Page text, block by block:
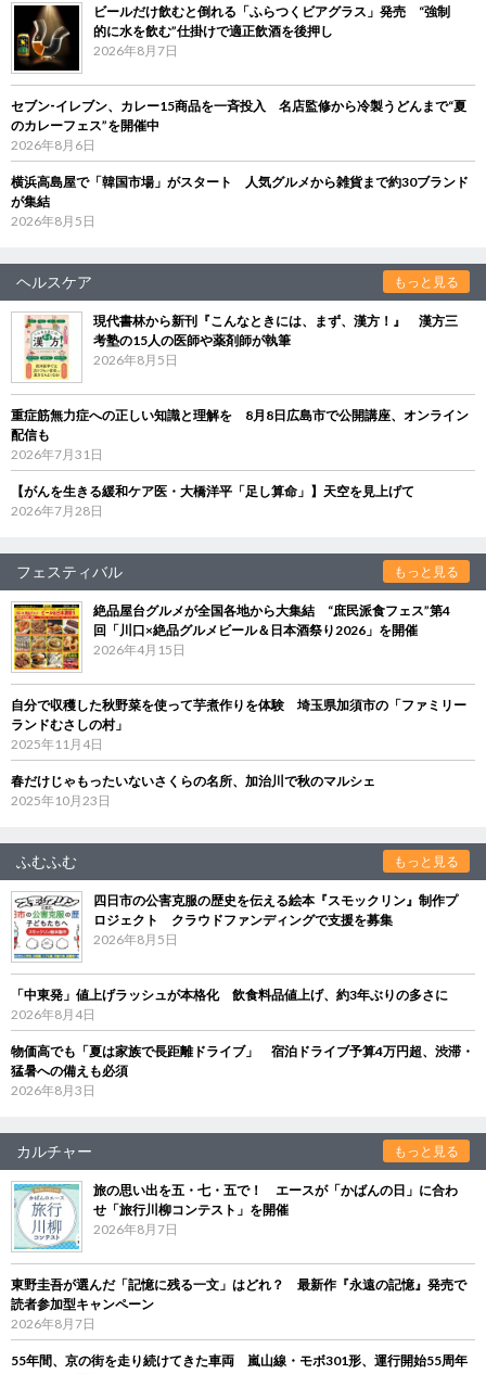
ビールだけ飲むと倒れる「ふらつくビアグラス」発売 “強制
的に水を飲む”仕掛けで適正飲酒を後押し
2026年8月7日
セブン‐イレブン、カレー15商品を一斉投入 名店監修から冷製うどんまで“夏
のカレーフェス”を開催中
2026年8月6日
横浜高島屋で「韓国市場」がスタート 人気グルメから雑貨まで約30ブランド
が集結
2026年8月5日
ヘルスケア もっと見る
現代書林から新刊『こんなときには、まず、漢方！』 漢方三
考塾の15人の医師や薬剤師が執筆
2026年8月5日
重症筋無力症への正しい知識と理解を 8月8日広島市で公開講座、オンライン
配信も
2026年7月31日
【がんを生きる緩和ケア医・大橋洋平「足し算命」】天空を見上げて
2026年7月28日
フェスティバル もっと見る
絶品屋台グルメが全国各地から大集結 “庶民派食フェス”第4
回「川口×絶品グルメビール＆日本酒祭り2026」を開催
2026年4月15日
自分で収穫した秋野菜を使って芋煮作りを体験 埼玉県加須市の「ファミリー
ランドむさしの村」
2025年11月4日
春だけじゃもったいないさくらの名所、加治川で秋のマルシェ
2025年10月23日
ふむふむ もっと見る
四日市の公害克服の歴史を伝える絵本『スモックリン』制作プ
ロジェクト クラウドファンディングで支援を募集
2026年8月5日
「中東発」値上げラッシュが本格化 飲食料品値上げ、約3年ぶりの多さに
2026年8月4日
物価高でも「夏は家族で長距離ドライブ」 宿泊ドライブ予算4万円超、渋滞・
猛暑への備えも必須
2026年8月3日
カルチャー もっと見る
旅の思い出を五・七・五で！ エースが「かばんの日」に合わ
せ「旅行川柳コンテスト」を開催
2026年8月7日
東野圭吾が選んだ「記憶に残る一文」はどれ？ 最新作『永遠の記憶』発売で
読者参加型キャンペーン
2026年8月7日
55年間、京の街を走り続けてきた車両 嵐山線・モボ301形、運行開始55周年